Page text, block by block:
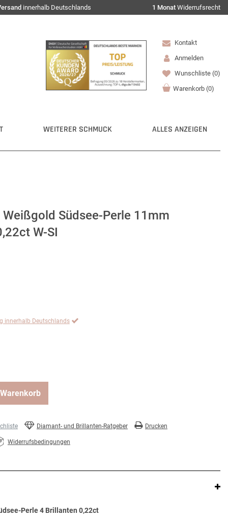
innerhalb Deutschlands 1 Monat Widerrufsrecht
Kontakt
Anmelden
Wunschliste (0)
Warenkorb (0)
WEITERER SCHMUCK ALLES ANZEIGEN
Südsee-Perle 11mm
W-SI
innerhalb Deutschlands
Diamant- und Brillanten-Ratgeber Drucken
Widerrufsbedingungen
Perle 4 Brillanten 0,22ct